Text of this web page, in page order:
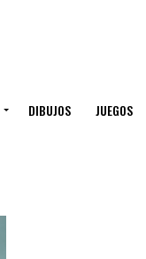
DIBUJOS JUEGOS